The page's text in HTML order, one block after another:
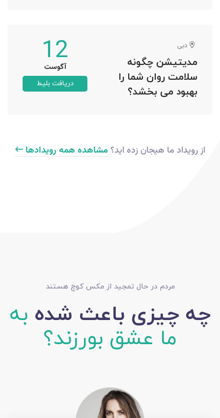
دبی
مدیتیشن چگونه
سلامت روان شما را
بهبود می بخشد؟
12
آگوست
دریافت بلیط
از رویداد ما هیجان زده اید؟ مشاهده همه رویدادها
مردم در حال تمجید از مکس کوچ هستند
چه چیزی باعث شده به
ما عشق بورزند؟